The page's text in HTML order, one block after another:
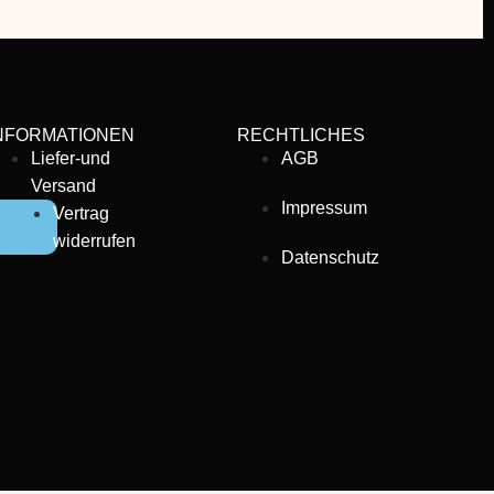
Liefer-und
Versand
Vertrag
widerrufen
RECHTLICHES
AGB
Impressum
Datenschutz